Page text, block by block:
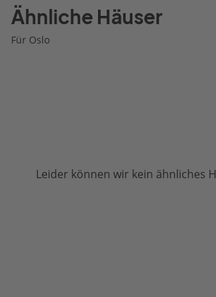
Ähnliche Häuser
Für Oslo
Leider können wir kein ähnliches